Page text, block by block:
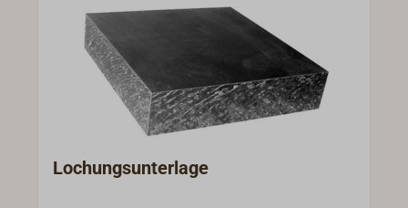
Lochungsunterlage